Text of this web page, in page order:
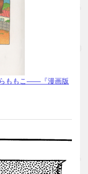
ももこ――『漫画版